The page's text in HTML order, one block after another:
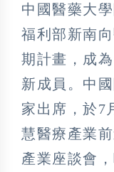
中國醫藥大
福利部新南
期計畫，成
新成員。中
家出席，於7
慧醫療產業
產業座談會